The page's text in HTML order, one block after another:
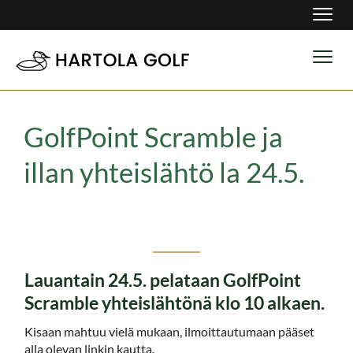
GolfPoint Scramble ja
illan yhteislähtö la 24.5.
Lauantain 24.5. pelataan GolfPoint
Scramble yhteislähtönä klo 10 alkaen.
Kisaan mahtuu vielä mukaan, ilmoittautumaan pääset
alla olevan linkin kautta.